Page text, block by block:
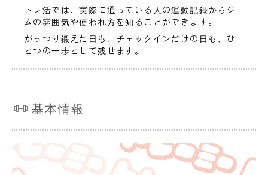
トレ活では、実際に通っている人の運動記録からジ
ムの雰囲気や使われ方を知ることができます。
がっつり鍛えた日も、チェックインだけの日も、ひ
とつの一歩として残せます。
基本情報